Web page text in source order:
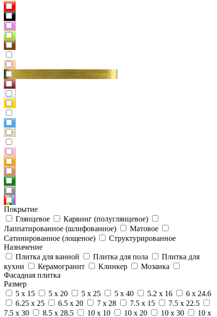
Покрытие
Глянцевое
Карвинг (полуглянцевое)
Лаппатированное (шлифованное)
Матовое
Сатинированное (лощеное)
Структурированное
Назначение
Плитка для ванной
Плитка для пола
Плитка для
кухни
Керамогранит Клинкер
Мозаика
Фасадная плитка
Размер
5 x 15
5 x 20 5 x 25 5 x 40 5.2 x 16
6 x 24.6
6.25 x 25
6.5 x 20 7 x 28 7.5 x 15
7.5 x 22.5
7.5 x 30
8.5 x 28.5 10 x 10 10 x 20 10 x 30 10 x